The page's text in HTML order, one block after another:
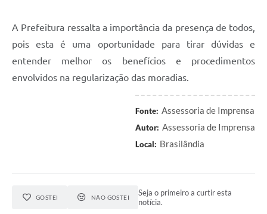
A Prefeitura ressalta a importância da presença de todos,
pois esta é uma oportunidade para tirar dúvidas e
entender melhor os benefícios e procedimentos
envolvidos na regularização das moradias.
Fonte: Assessoria de Imprensa
Autor: Assessoria de Imprensa
Local: Brasilândia
GOSTEI NÃO GOSTEI
Seja o primeiro a curtir esta
notícia.